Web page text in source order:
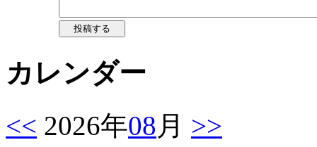
カレンダー
<< 2026年08 月 >>